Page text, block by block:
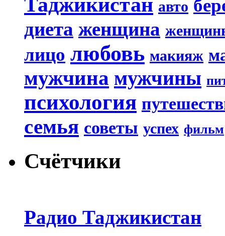
авто
диета женщина
лицо любовь макияж
мужчина мужчины
психология
семья советы успех фильм
Счётчики
Радио Таджикистан